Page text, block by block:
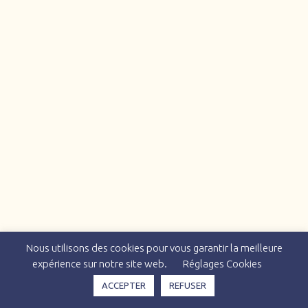
Nous utilisons des cookies pour vous garantir la meilleure
expérience sur notre site web.
Réglages Cookies
ACCEPTER REFUSER